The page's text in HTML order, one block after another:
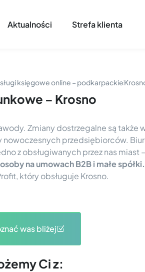
Aktualności Strefa klienta
księgowe online – podkarpackie
– Krosno
Zmiany dostrzegalne są także
przedsiębiorców.
z obsługiwanych przez nas miast –
na umowach B2B i małe spółki.
który obsługuje Krosno.
was bliżej
Ci z: